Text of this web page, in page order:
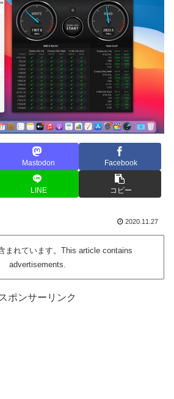
Mastodon Facebook
LINE コピー
2020.11.27
まれています。This article contains
advertisements.
スポンサーリンク